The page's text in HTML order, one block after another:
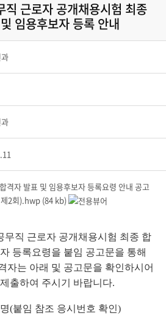
근로자 공개채용시험 최종
임용후보자 등록 안내
격자 발표 및 임용후보자 등록요령 안내 공고
2회).hwp (84 kb)
무직 근로자 공개채용시험 최종 합
등록요령을 붙임 공고문을 통해
자는 아래 및 공고문을 확인하시어
출하여 주시기 바랍니다.
(붙임 참조 응시번호 확인)